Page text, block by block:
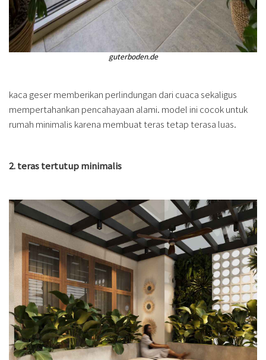
guterboden.de
kaca geser memberikan perlindungan dari cuaca sekaligus
mempertahankan pencahayaan alami. model ini cocok untuk
rumah minimalis karena membuat teras tetap terasa luas.
2. teras tertutup minimalis